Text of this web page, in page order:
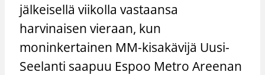
jälkeisellä viikolla vastaansa
harvinaisen vieraan, kun
moninkertainen MM-kisakävijä Uusi-
Seelanti saapuu Espoo Metro Areenan